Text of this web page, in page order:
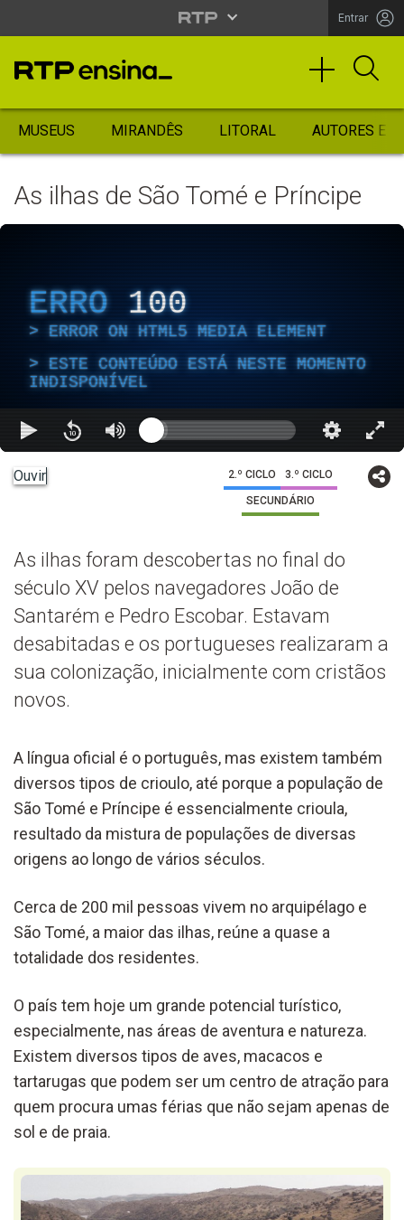
Entrar
MUSEUS MIRANDÊS LITORAL AUTORES
As ilhas de São Tomé e Príncipe
ERRO 100
ERROR ON HTML5 MEDIA ELEMENT
ESTE CONTEÚDO ESTÁ NESTE MOMENTO
INDISPONÍVEL
Ouvir 2.º CICLO 3.º CICLO
SECUNDÁRIO
As ilhas foram descobertas no final do
século XV pelos navegadores João de
Santarém e Pedro Escobar. Estavam
desabitadas e os portugueses realizaram a
sua colonização, inicialmente com cristãos
novos.
A língua oficial é o português, mas existem também
diversos tipos de crioulo, até porque a população de
São Tomé e Príncipe é essencialmente crioula,
resultado da mistura de populações de diversas
origens ao longo de vários séculos.
Cerca de 200 mil pessoas vivem no arquipélago e
São Tomé, a maior das ilhas, reúne a quase a
totalidade dos residentes.
O país tem hoje um grande potencial turístico,
especialmente, nas áreas de aventura e natureza.
Existem diversos tipos de aves, macacos e
tartarugas que podem ser um centro de atração para
quem procura umas férias que não sejam apenas de
sol e de praia.